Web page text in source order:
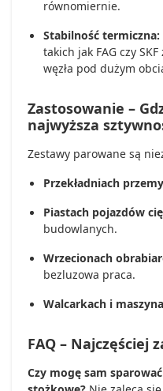
równomiernie.
Stabilność termiczna:
takich jak FAG czy
węzła pod dużym
Zastosowanie –
najwyższa
Zestawy parowane są
Przekładniach
Piastach pojazdów
budowlanych.
Wrzecionach
bezluzowa praca.
Walcarkach i
FAQ – Najczęściej
Czy mogę sam